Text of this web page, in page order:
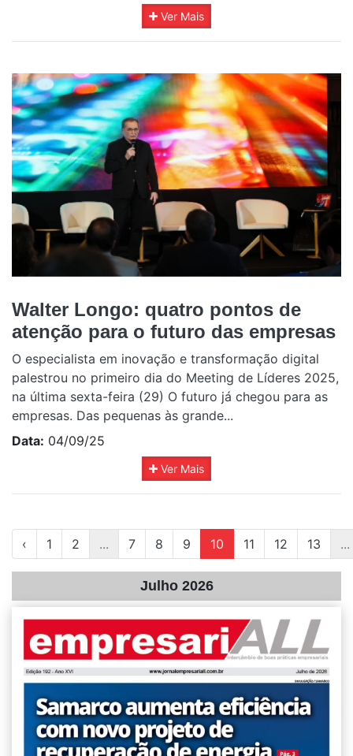
Ver Mais
Walter Longo: quatro pontos de
atenção para o futuro das empresas
O especialista em inovação e transformação digital
palestrou no primeiro dia do Meeting de Líderes 2025,
na última sexta-feira (29) O futuro já chegou para as
empresas. Das pequenas às grande...
Data: 04/09/25
Ver Mais
‹ 1 2 ... 7 8 9 10 11 12 13 ...
Julho 2026